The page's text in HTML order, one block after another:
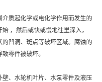
质起化学或电化学作用而发生的
，然后或快或慢地往里深入，
凹洞、斑点等破坏区域。腐蚀的
零件被破坏。
、水轮机叶片、水泵零件及液压